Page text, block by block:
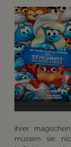
ihrer
müssen sie